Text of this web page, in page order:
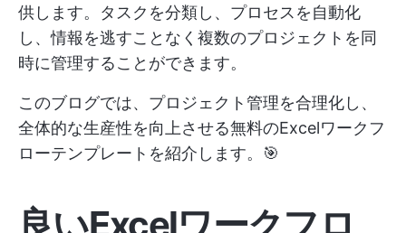
供します。タスクを分類し、プロセスを自動化
し、情報を逃すことなく複数のプロジェクトを同
時に管理することができます。
このブログでは、プロジェクト管理を合理化し、
全体的な生産性を向上させる無料のExcelワークフ
ローテンプレートを紹介します。🎯